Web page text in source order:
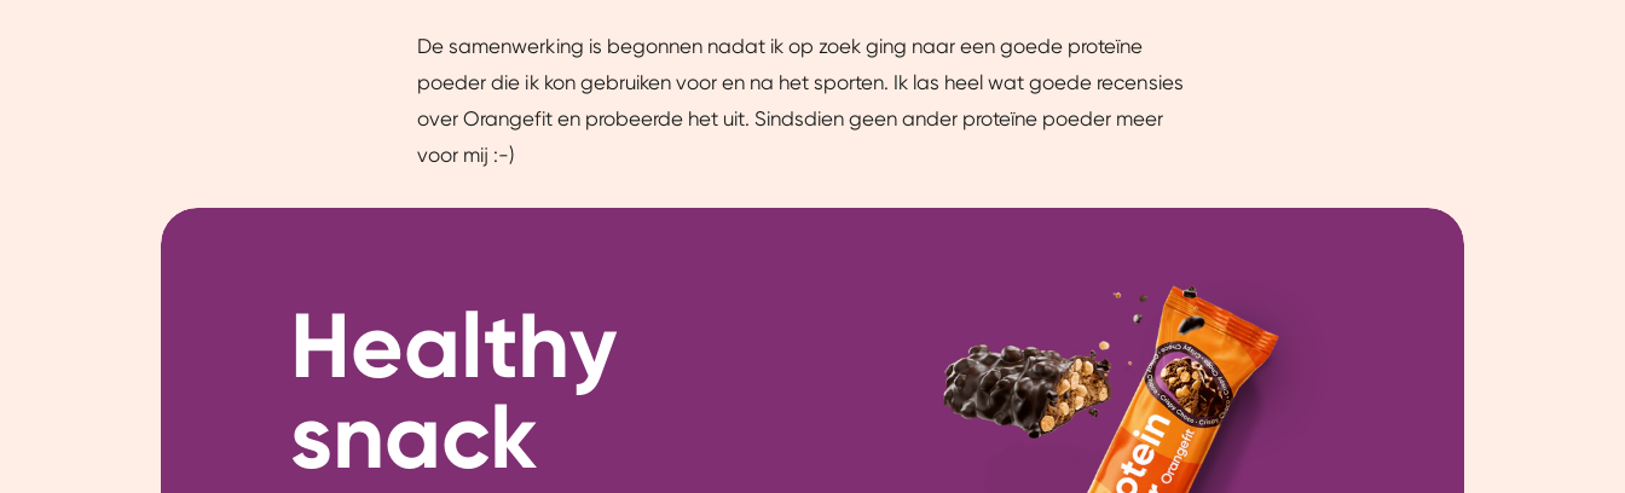
De samenwerking is begonnen nadat ik op zoek ging naar een goede proteïne
poeder die ik kon gebruiken voor en na het sporten. Ik las heel wat goede recensies
over Orangefit en probeerde het uit. Sindsdien geen ander proteïne poeder meer
voor mij :-)
Healthy
snack